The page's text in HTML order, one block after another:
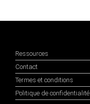
Ressources
Contact
Termes et conditions
Politique de confidentialité